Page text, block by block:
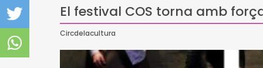
El festival COS torna amb
Circdelacultura